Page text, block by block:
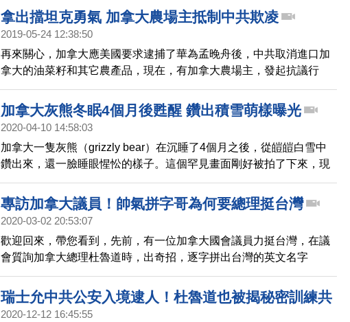
底。
拿出擋坦克勇氣 加拿大農場主抵制中共欺凌
2019-05-24 12:38:50
再來關心，加拿大應美國要求逮捕了華為孟晚舟後，中共取消進口加
拿大的油菜籽和其它農產品，現在，有加拿大農場主，發起抗議行
動，呼籲加拿大人要像當年六四擋在坦克前的男子一樣，抵制中共欺
凌。
加拿大灰熊冬眠4個月後甦醒 鑽出積雪萌樣曝光
2020-04-10 14:58:03
加拿大一隻灰熊（grizzly bear）在沉睡了4個月之後，從皚皚白雪中
鑽出來，還一臉睡眼惺忪的樣子。這個罕見畫面剛好被拍了下來，現
在已經在網上走紅。
專訪加拿大議員！帥氣拼字哥為何要總理挺台灣
2020-03-02 20:53:07
歡迎回來，帶您看到，先前，有一位加拿大國會議員力挺台灣，在議
會質詢加拿大總理杜魯道時，出奇招，逐字拼出台灣的英文名字
Taiwan。這位加拿大議員古柏，近日接受新唐人電視台專訪。我們來
看看，他怎麼說。
瑞士允中共公安入境逮人！杜魯道也被揭秘密訓練共
軍
2020-12-12 16:45:55